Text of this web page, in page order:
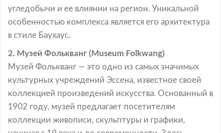
угледобычи и ее влиянии на регион. Уникальной
особенностью комплекса является его архитектура
в стиле Баухаус.
2. Музей Фолькванг (Museum Folkwang)
Музей Фолькванг — это одно из самых значимых
культурных учреждений Эссена, известное своей
коллекцией произведений искусства. Основанный в
1902 году, музей предлагает посетителям
коллекции живописи, скульптуры и графики,